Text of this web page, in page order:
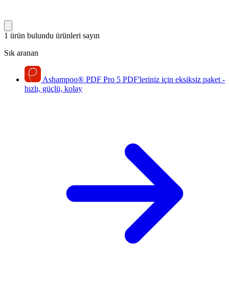
1 ürün bulundu ürünleri sayın
Sık aranan
Ashampoo® PDF Pro 5 PDF'leriniz için eksiksiz paket -
hızlı, güçlü, kolay